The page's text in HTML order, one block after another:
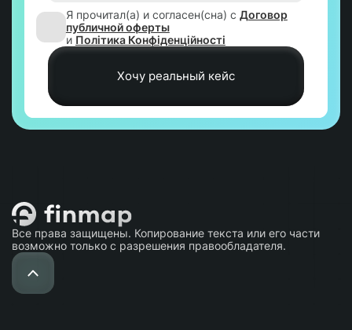
Я прочитал(а) и согласен(сна) с Договор
публичной оферты
и Політика Конфіденційності
Все права защищены. Копирование текста или его части
возможно только с разрешения правообладателя.